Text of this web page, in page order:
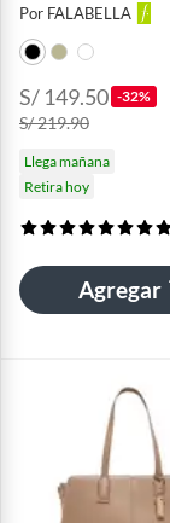
Por FALABELLA
S/ 149.50 -32%
S/ 219.90
Llega mañana
Retira hoy
Agregar